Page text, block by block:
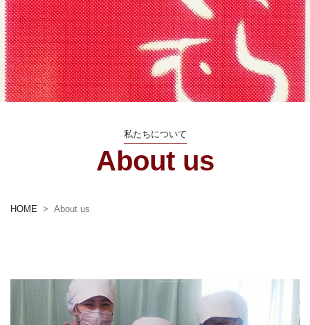
私たちについて
About us
HOME About us